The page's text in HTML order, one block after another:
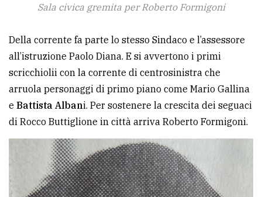
Sala civica gremita per Roberto Formigoni
Della corrente fa parte lo stesso Sindaco e l’assessore
all’istruzione Paolo Diana. E si avvertono i primi
scricchiolii con la corrente di centrosinistra che
arruola personaggi di primo piano come Mario Gallina
e Battista Albani. Per sostenere la crescita dei seguaci
di Rocco Buttiglione in città arriva Roberto Formigoni.